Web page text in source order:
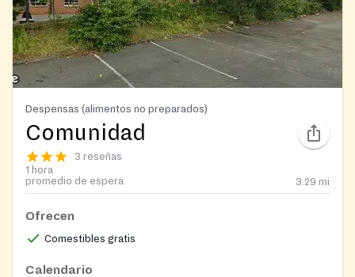
Despensas (alimentos no preparados)
Comunidad
3 reseñas
1 hora
promedio de espera
3.29 mi
Ofrecen
Comestibles gratis
Calendario